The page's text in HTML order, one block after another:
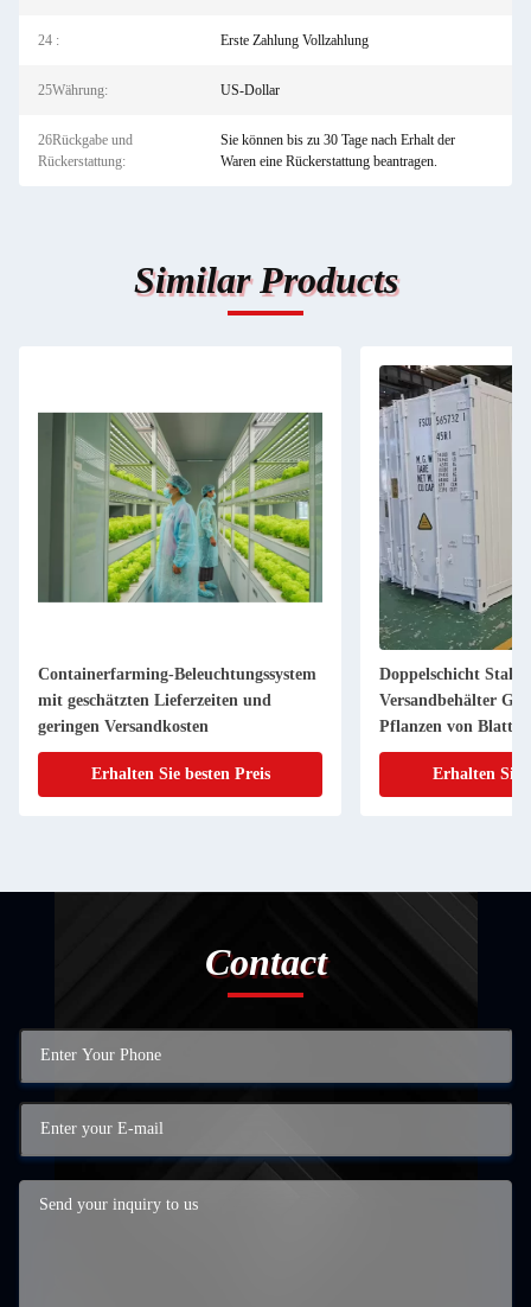
24 : Erste Zahlung Vollzahlung
25Währung: US-Dollar
26Rückgabe und
Rückerstattung:
Sie können bis zu 30 Tage nach Erhalt der
Waren eine Rückerstattung beantragen.
Similar Products
Containerfarming-Beleuchtungssystem
mit geschätzten Lieferzeiten und
geringen Versandkosten
Erhalten Sie besten Preis
Doppelschicht
Versandbehälter
Pflanzen von
Erhalten Sie
Contact